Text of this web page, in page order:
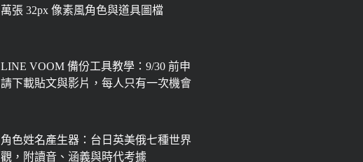
萬張 32px 像素風角色與道具圖檔
LINE VOOM 備份工具教學：9/30 前申
請下載貼文與影片，每人只有一次機會
角色姓名產生器：台日英美俄七種世界
觀，附讀音、涵義與時代考據